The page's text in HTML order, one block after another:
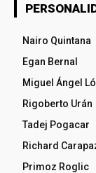
Nairo Quintana
Egan Bernal
Miguel Ángel
Rigoberto Urán
Tadej Pogacar
Richard
Primoz Roglic